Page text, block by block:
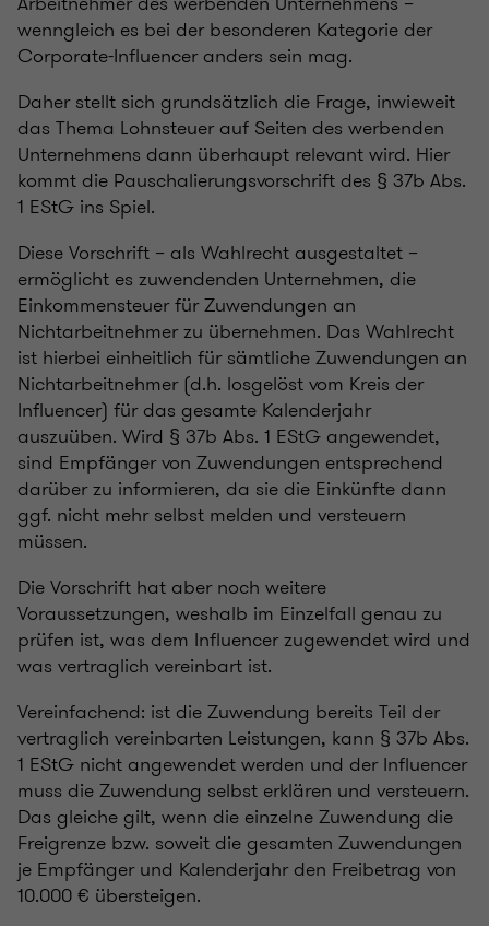
wenngleich es bei der besonderen Kategorie der
Corporate-Influencer anders sein mag.
Daher stellt sich grundsätzlich die Frage, inwieweit
das Thema Lohnsteuer auf Seiten des werbenden
Unternehmens dann überhaupt relevant wird. Hier
kommt die Pauschalierungsvorschrift des § 37b Abs.
1 EStG ins Spiel.
Diese Vorschrift – als Wahlrecht ausgestaltet –
ermöglicht es zuwendenden Unternehmen, die
Einkommensteuer für Zuwendungen an
Nichtarbeitnehmer zu übernehmen. Das Wahlrecht
ist hierbei einheitlich für sämtliche Zuwendungen an
Nichtarbeitnehmer (d.h. losgelöst vom Kreis der
Influencer) für das gesamte Kalenderjahr
auszuüben. Wird § 37b Abs. 1 EStG angewendet,
sind Empfänger von Zuwendungen entsprechend
darüber zu informieren, da sie die Einkünfte dann
ggf. nicht mehr selbst melden und versteuern
müssen.
Die Vorschrift hat aber noch weitere
Voraussetzungen, weshalb im Einzelfall genau zu
prüfen ist, was dem Influencer zugewendet wird und
was vertraglich vereinbart ist.
Vereinfachend: ist die Zuwendung bereits Teil der
vertraglich vereinbarten Leistungen, kann § 37b Abs.
1 EStG nicht angewendet werden und der Influencer
muss die Zuwendung selbst erklären und versteuern.
Das gleiche gilt, wenn die einzelne Zuwendung die
Freigrenze bzw. soweit die gesamten Zuwendungen
je Empfänger und Kalenderjahr den Freibetrag von
10.000 € übersteigen.